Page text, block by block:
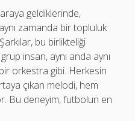
geldiklerinde,
zamanda bir topluluk
bu birlikteliği
insan, aynı anda aynı
orkestra gibi. Herkesin
çıkan melodi, hem
Bu deneyim, futbolun en